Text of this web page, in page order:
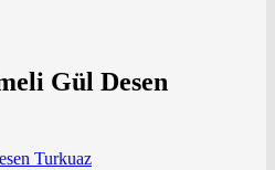
Gül Desen
Turkuaz